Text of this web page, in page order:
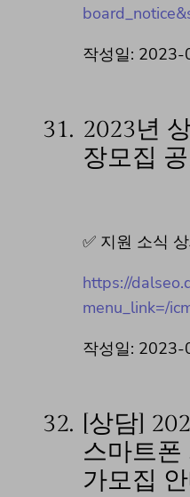
작성일:
31. 2023년
장모집
✅ 지원 소식
https://
menu_link=/
작성일:
32. [상담]
스마트폰
가모집 안